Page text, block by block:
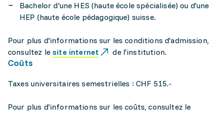
Bachelor d'une HES (haute école spécialisée) ou d'une
HEP (haute école pédagogique) suisse.
Pour plus d'informations sur les conditions d'admission,
consultez le site internet de l’institution.
Coûts
Taxes universitaires semestrielles : CHF 515.-
Pour plus d'informations sur les coûts, consultez le